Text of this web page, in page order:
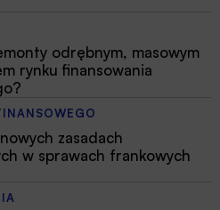
odrębnym, masowym
rynku finansowania
zasadach
w sprawach frankowych